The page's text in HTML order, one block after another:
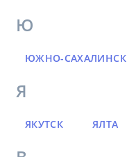
Ю
ЮЖНО-САХАЛИНСК
Я
ЯКУТСК ЯЛТА